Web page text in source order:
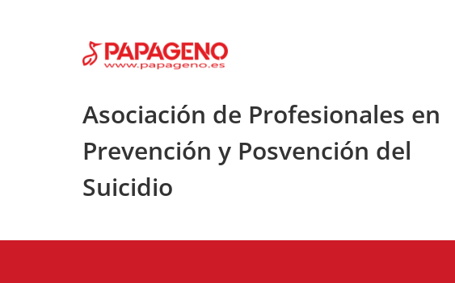
Asociación de Profesionales en
Prevención y Posvención del
Suicidio